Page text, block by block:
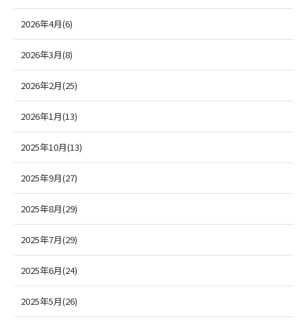
2026年4月(6)
2026年3月(8)
2026年2月(25)
2026年1月(13)
2025年10月(13)
2025年9月(27)
2025年8月(29)
2025年7月(29)
2025年6月(24)
2025年5月(26)